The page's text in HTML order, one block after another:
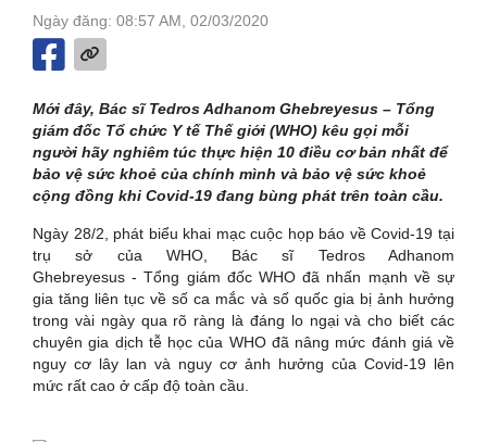
Ngày đăng: 08:57 AM, 02/03/2020
Mới đây, Bác sĩ Tedros Adhanom Ghebreyesus – Tổng
giám đốc Tổ chức Y tế Thế giới (WHO) kêu gọi mỗi
người hãy nghiêm túc thực hiện 10 điều cơ bản nhất để
bảo vệ sức khoẻ của chính mình và bảo vệ sức khoẻ
cộng đồng khi Covid-19 đang bùng phát trên toàn cầu.
Ngày 28/2, phát biểu khai mạc cuộc họp báo về Covid-19 tại
trụ sở của WHO, Bác sĩ Tedros Adhanom
Ghebreyesus - Tổng giám đốc WHO đã nhấn mạnh về sự
gia tăng liên tục về số ca mắc và số quốc gia bị ảnh hưởng
trong vài ngày qua rõ ràng là đáng lo ngại và cho biết các
chuyên gia dịch tễ học của WHO đã nâng mức đánh giá về
nguy cơ lây lan và nguy cơ ảnh hưởng của Covid-19 lên
mức rất cao ở cấp độ toàn cầu.